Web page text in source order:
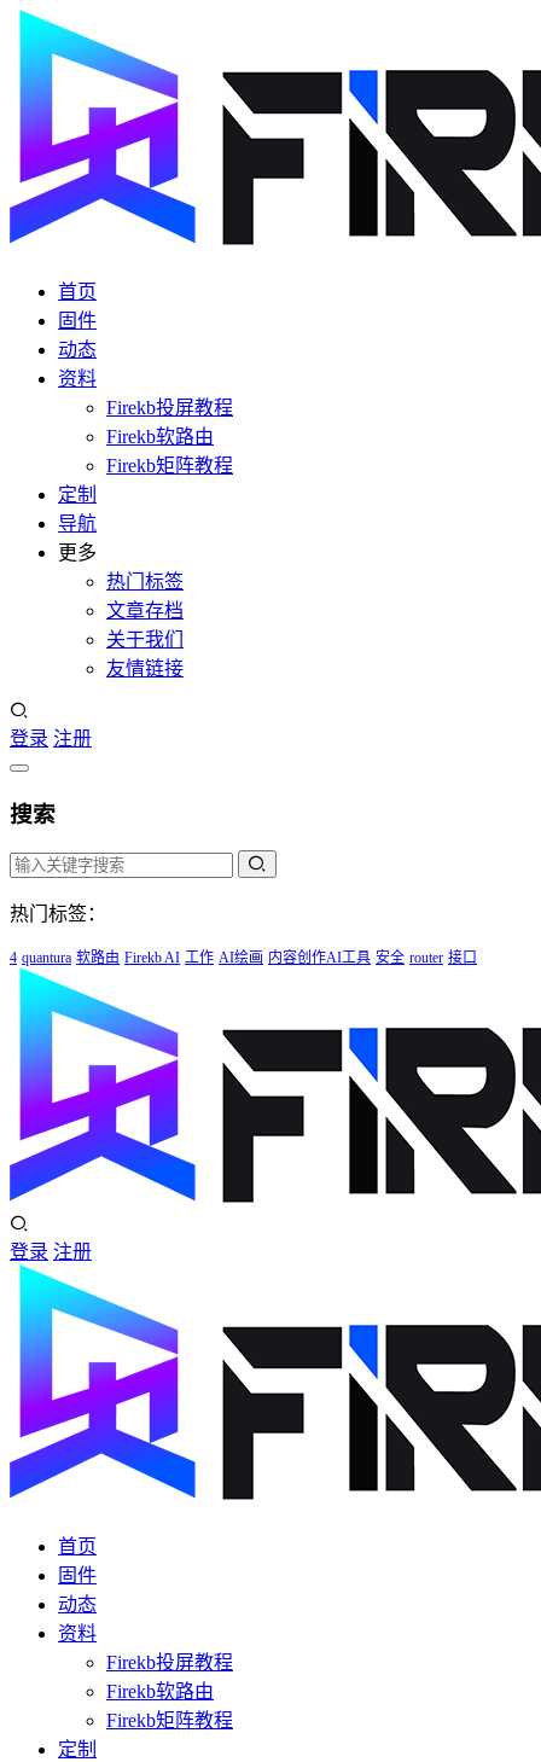
首页
固件
动态
资料
Firekb投屏教程
Firekb软路由
Firekb矩阵教程
定制
导航
更多
热门标签
文章存档
关于我们
友情链接
登录 注册
搜索
热门标签：
4 quantura 软路由 Firekb AI 工作 AI绘画 内容创作AI工具 安全 router 接口
登录 注册
首页
固件
动态
资料
Firekb投屏教程
Firekb软路由
Firekb矩阵教程
定制